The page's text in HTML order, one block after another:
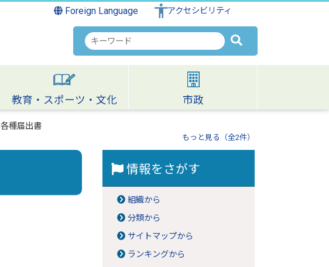
Foreign Language アクセシビリティ
検
索
キ
ワ
ー
教育・スポーツ・文化 市政
各種届出書
もっと見る（全2件）
情報をさがす
組織から
分類から
サイトマップから
ランキングから